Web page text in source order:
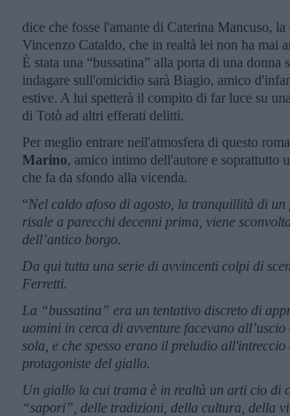
dice che fosse l'amante di Caterina Mancuso,
Vincenzo Cataldo, che in realtà lei non ha mai
È stata una “bussatina” alla porta di una donna
indagare sull'omicidio sarà Biagio, amico
estive. A lui spetterà il compito di far luce su
di Totò ad altri efferati delitti.
Per meglio entrare nell'atmosfera di questo
Marino, amico intimo dell'autore e soprattutto
che fa da sfondo alla vicenda.
“Nel caldo afoso di agosto, la tranquillità di
risale a parecchi decenni prima, viene
dell’antico borgo.
Da qui tutta una serie di avvincenti colpi di
Ferretti.
La “bussatina” era un tentativo discreto di
uomini in cerca di avventure facevano
sola, e che spesso erano il preludio
protagoniste del giallo.
Un giallo la cui trama è in realtà un arti cio di
“sapori”, delle tradizioni, della cultura, della